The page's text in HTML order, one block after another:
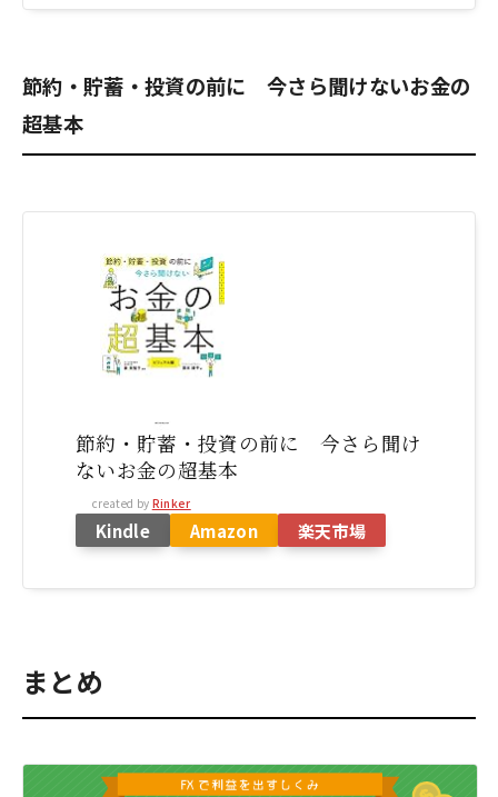
節約・貯蓄・投資の前に 今さら聞けないお金の
超基本
節約・貯蓄・投資の前に 今さら聞け
ないお金の超基本
created by Rinker
Kindle Amazon 楽天市場
まとめ